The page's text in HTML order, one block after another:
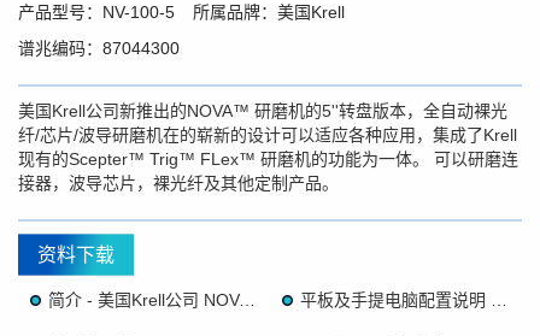
产品型号：NV-100-5
所属品牌：美国Krell
谱兆编码：87044300
美国 Krell公司新推出的NOVA™ 研磨机的5''转盘版本，全自动裸光
纤/芯片/波导研磨机在的崭新的设计可以适应各种应用，集成了Krell
现有的Scepter™ Trig™ FLex™ 研磨机的功能为一体。 可以研磨连
接器，波导芯片，裸光纤及其他定制产品。
资料下载
简介 - 美国Krell公司 NOVA™全自动裸光纤/芯片/波导研磨机（5寸版本）